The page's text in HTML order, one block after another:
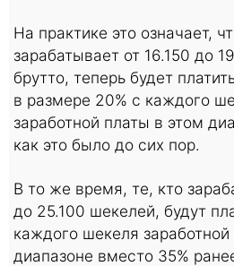
На практике это означает,
зарабатывает от 16.150 до
брутто, теперь будет
в размере 20% с каждого
заработной платы в этом
как это было до сих пор.
В то же время, те, кто
до 25.100 шекелей, будут
каждого шекеля
диапазоне вместо 35%